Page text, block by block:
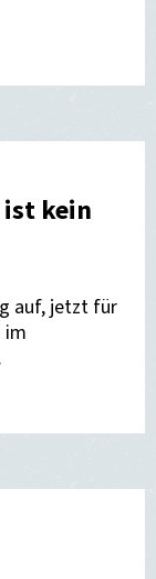
kein
auf, jetzt für
im